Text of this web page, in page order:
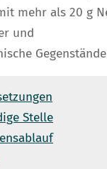
mehr als 20 g
und
Stelle